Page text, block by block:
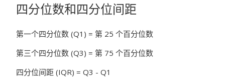
四分位数和四分位间距
第一个四分位数 (Q1) = 第 25 个百分位数
第三个四分位数 (Q3) = 第 75 个百分位数
四分位间距 (IQR) = Q3 - Q1